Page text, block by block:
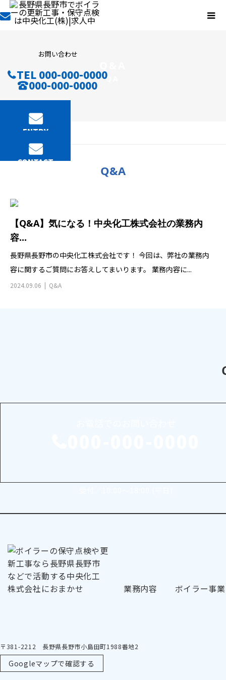
お問い合わせ
TEL 000-000-0000
000-000-0000
ENTRY
CONTACT
QA
Q&A
【Q&A】気になる！中央化工株式会社の業務内
容...
長野県長野市の中央化工株式会社です！ 今回は、弊社の業務内
容に関するご質問にお答えしてまいります。 業務内容に...
2024.09.06 Q&A
業務内容 ボイラー事業
〒381-2212 長野県長野市小島田町1988番地2
Googleマップで確認する